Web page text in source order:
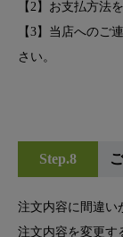
【2】お支払方法
【3】当店へのご
さい。
Step.8
注文内容に間違い
注文内容を変更す